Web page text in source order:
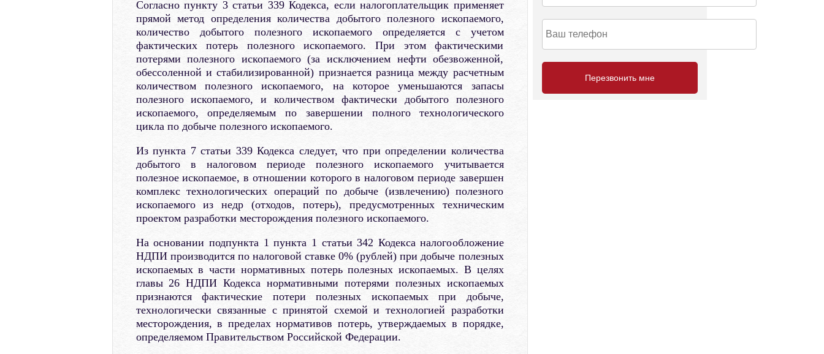
Согласно пункту 3 статьи 339 Кодекса, если налогоплательщик применяет
прямой метод определения количества добытого полезного ископаемого,
количество добытого полезного ископаемого определяется с учетом
фактических потерь полезного ископаемого. При этом фактическими
потерями полезного ископаемого (за исключением нефти обезвоженной,
обессоленной и стабилизированной) признается разница между расчетным
количеством полезного ископаемого, на которое уменьшаются запасы
полезного ископаемого, и количеством фактически добытого полезного
ископаемого, определяемым по завершении полного технологического
цикла по добыче полезного ископаемого.
Из пункта 7 статьи 339 Кодекса следует, что при определении количества
добытого в налоговом периоде полезного ископаемого учитывается
полезное ископаемое, в отношении которого в налоговом периоде завершен
комплекс технологических операций по добыче (извлечению) полезного
ископаемого из недр (отходов, потерь), предусмотренных техническим
проектом разработки месторождения полезного ископаемого.
На основании подпункта 1 пункта 1 статьи 342 Кодекса налогообложение
НДПИ производится по налоговой ставке 0% (рублей) при добыче полезных
ископаемых в части нормативных потерь полезных ископаемых. В целях
главы 26 НДПИ Кодекса нормативными потерями полезных ископаемых
признаются фактические потери полезных ископаемых при добыче,
технологически связанные с принятой схемой и технологией разработки
месторождения, в пределах нормативов потерь, утверждаемых в порядке,
определяемом Правительством Российской Федерации.